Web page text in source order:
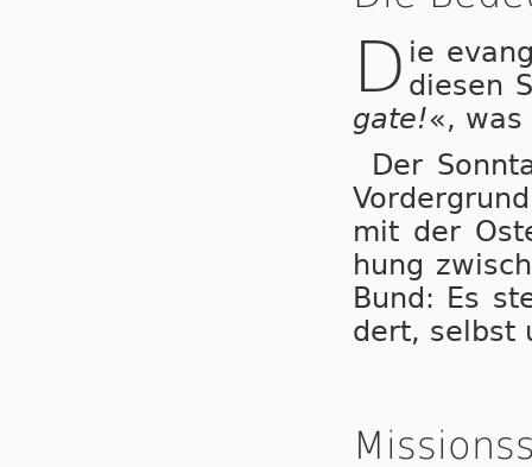
D ie
die­sen
ga­te!«, was
Der
mit der
hung
Bund: Es
dert, selbst